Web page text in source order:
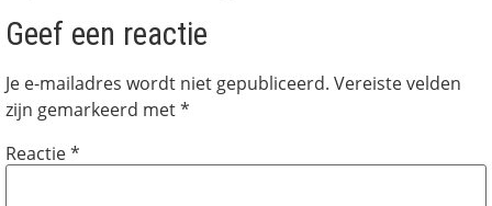
Geef een reactie
Je e-mailadres wordt niet gepubliceerd. Vereiste velden
zijn gemarkeerd met*
Reactie*